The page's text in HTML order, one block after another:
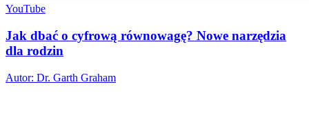
YouTube
Jak dbać o cyfrową równowagę? Nowe narzędzia
dla rodzin
Autor: Dr. Garth Graham